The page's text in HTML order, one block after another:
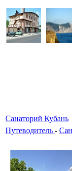
Санаторий Кубань
Путеводитель -